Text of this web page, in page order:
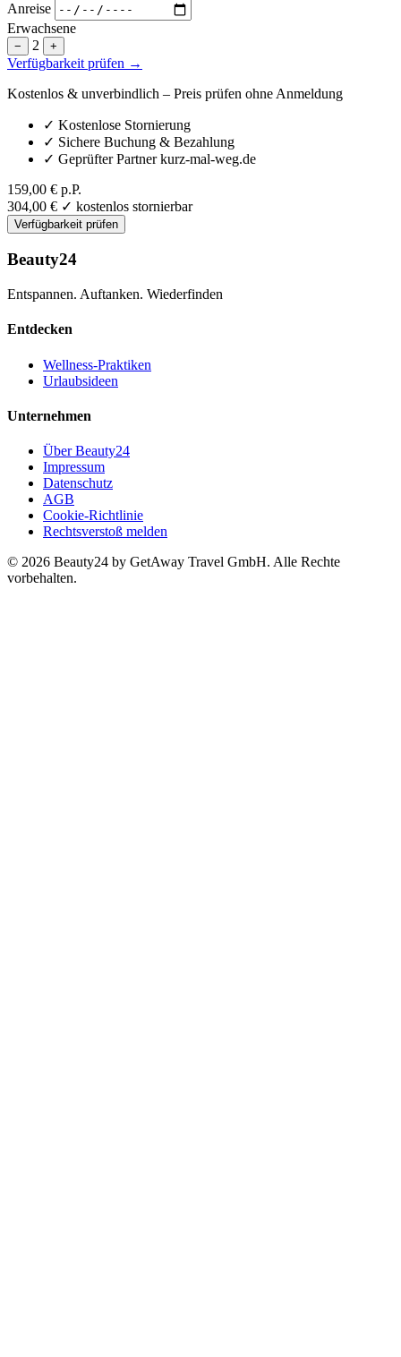
Anreise
Erwachsene
− 2 +
Verfügbarkeit prüfen →
Kostenlos & unverbindlich – Preis prüfen ohne Anmeldung
✓ Kostenlose Stornierung
✓ Sichere Buchung & Bezahlung
✓ Geprüfter Partner kurz-mal-weg.de
159,00 € p.P.
304,00 € ✓ kostenlos stornierbar
Verfügbarkeit prüfen
Beauty24
Entspannen. Auftanken. Wiederfinden
Entdecken
Wellness-Praktiken
Urlaubsideen
Unternehmen
Über Beauty24
Impressum
Datenschutz
AGB
Cookie-Richtlinie
Rechtsverstoß melden
© 2026 Beauty24 by GetAway Travel GmbH. Alle Rechte
vorbehalten.